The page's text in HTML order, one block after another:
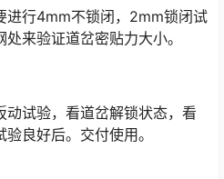
进行4mm不锁闭，2mm锁闭试
来验证道岔密贴力大小。
动试验，看道岔解锁状态，看
良好后。交付使用。